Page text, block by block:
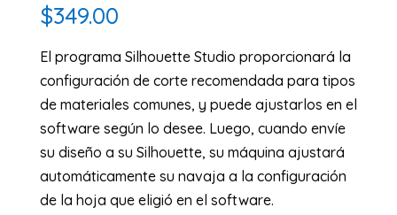
$349.00
El programa Silhouette Studio proporcionará la
configuración de corte recomendada para tipos
de materiales comunes, y puede ajustarlos en el
software según lo desee. Luego, cuando envíe
su diseño a su Silhouette, su máquina ajustará
automáticamente su navaja a la configuración
de la hoja que eligió en el software.